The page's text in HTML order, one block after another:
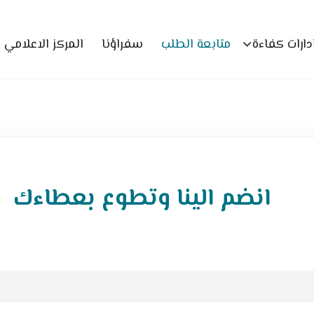
كفاءة متابعة الطلب سفراؤنا المركز الاعلامي
انضم الينا وتطوع بعطاءك